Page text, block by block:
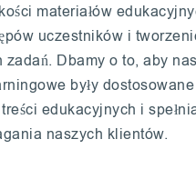
materiałów
uczestników i
zadań. Dbamy o to, aby
były
edukacyjnych i
naszych klientów.